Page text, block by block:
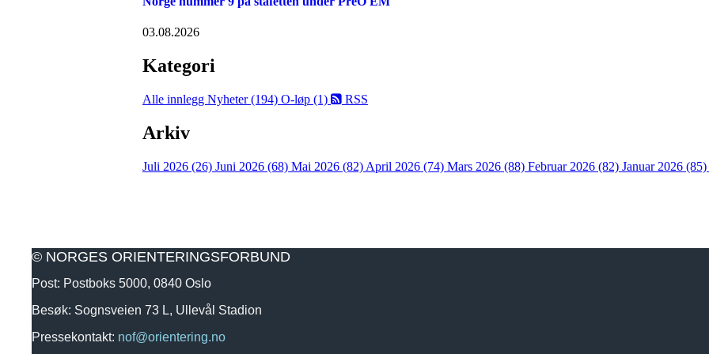
03.08.2026
Kategori
Alle innlegg Nyheter (194) O-løp (1) RSS
Arkiv
Juli 2026 (26) Juni 2026 (68) Mai 2026 (82) April 2026 (74) Mars 2026 (88) Februar 2026 (82) Januar 2026 (85)
© NORGES ORIENTERINGSFORBUND
Post: Postboks 5000, 0840 Oslo
Besøk: Sognsveien 73 L, Ullevål Stadion
Pressekontakt: nof@orientering.no